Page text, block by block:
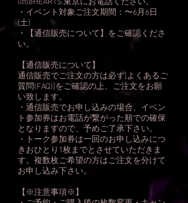
littleHEARTS.東京にお電話ください。
・イベント対象ご注文期間：〜6月6日
(土)
・【通信販売について】をご確認くださ
い。
【通信販売について】
通信販売でご注文の方は必ず[よくあるご
質問(FAQ)]をご確認の上、ご注文をお願
い致します。
・通信販売でお申し込みの場合、イベン
ト参加券はお電話が繋がった順での確保
となりますので、予めご了承下さい。
・トーク参加券は一回のお申し込みにつ
きおひとり1枚までとさせていただきま
す。複数枚ご希望の方はご注文を分けて
お申し込み下さい。
【※注意事項※】